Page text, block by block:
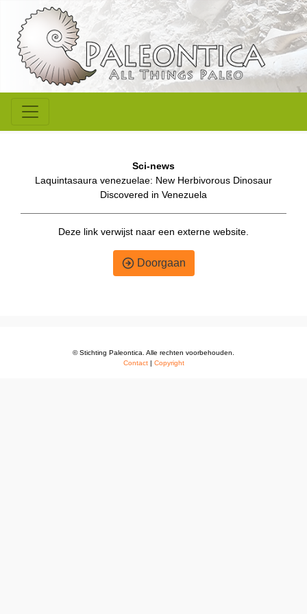
Sci-news
Laquintasaura venezuelae: New Herbivorous Dinosaur
Discovered in Venezuela
Deze link verwijst naar een externe website.
Doorgaan
© Stichting Paleontica. Alle rechten voorbehouden.
Contact| Copyright